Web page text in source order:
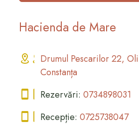
Hacienda de Mare
Drumul Pescarilor 22,
Constanța
Rezervări:0734898031
Recepție:0725738047